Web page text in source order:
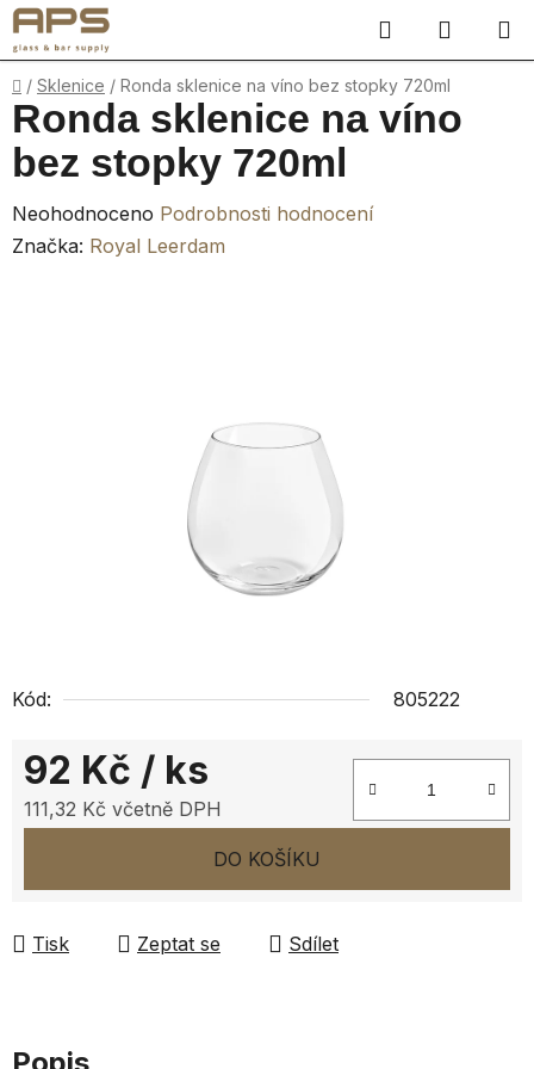
Přejít
na
obsah
Hledat
KOŠÍK
Domů
/ Sklenice / Ronda sklenice na víno bez stopky 720ml
Kód: 805222
92 Kč / ks
111,32 Kč včetně DPH
DO KOŠÍKU
Tisk Zeptat se Sdílet
Ronda sklenice na víno
bez stopky 720ml
Průměrné
hodnocení
Neohodnoceno Podrobnosti hodnocení
Značka: Royal Leerdam
Popis